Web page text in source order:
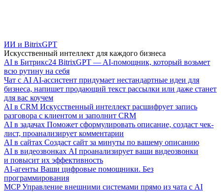
ИИ и BitrixGPT
Искусственный интеллект для каждого бизнеса
AI в Битрикс24 BitrixGPT — AI-помощник, который возьмет
всю рутину на себя
Чат с AI AI-ассистент придумает нестандартные идеи для
бизнеса, напишет продающий текст рассылки или даже станет
для вас коучем
AI в CRM Искусственный интеллект расшифрует запись
разговора с клиентом и заполнит CRM
AI в задачах Поможет сформулировать описание, создаст чек-
лист, проанализирует комментарии
AI в сайтах Создаст сайт за минуты по вашему описанию
AI в видеозвонках AI проанализирует ваши видеозвонки
и повысит их эффективность
AI-агенты Ваши цифровые помощники. Без
программирования
MCP Управление внешними системами прямо из чата с AI